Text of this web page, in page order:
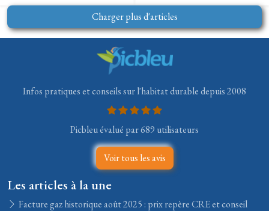
Charger plus d'articles
Infos pratiques et conseils sur l'habitat durable depuis 2008
Picbleu évalué par 689 utilisateurs
Voir tous les avis
Les articles à la une
Facture gaz historique août 2025 : prix repère CRE et conseil